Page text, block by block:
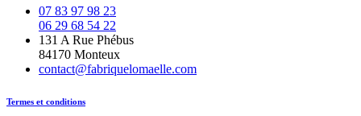
07 83 97 98 23
06 29 68 54 22
131 A Rue Phébus
84170 Monteux
contact@fabriquelomaelle.com
Termes et conditions